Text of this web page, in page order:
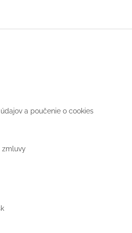
a poučenie o cookies
zmluvy